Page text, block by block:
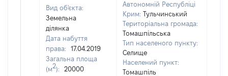
Вид об'єкта:
Земельна
ділянка
Дата набуття
права:
17.04.2019
Загальна площа
(м2):
20000
Автономній Республіці
Крим: Тульчинський
Територіальна громада:
Томашпільська
Тип населеного пункту:
Селище
Населений пункт:
Томашпіль